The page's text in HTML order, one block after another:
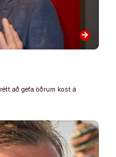
arrow_forward
að gefa öðrum kost á